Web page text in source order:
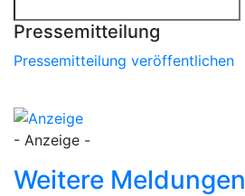
Pressemitteilung
Pressemitteilung veröffentlichen
- Anzeige -
Weitere Meldungen